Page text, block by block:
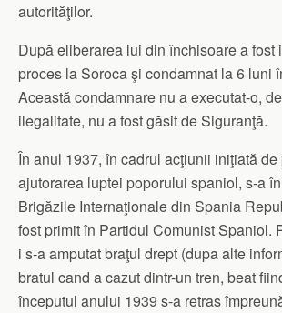
autorităţilor.
După eliberarea lui din închisoare a fost
proces la Soroca şi condamnat la 6 luni
Această condamnare nu a executat-o,
ilegalitate, nu a fost găsit de Siguranţă.
În anul 1937, în cadrul acţiunii iniţiată de
ajutorarea luptei poporului spaniol, s-a
Brigăzile Internaţionale din Spania
fost primit în Partidul Comunist Spaniol.
i s-a amputat braţul drept (dupa alte
bratul cand a cazut dintr-un tren, beat
începutul anului 1939 s-a retras